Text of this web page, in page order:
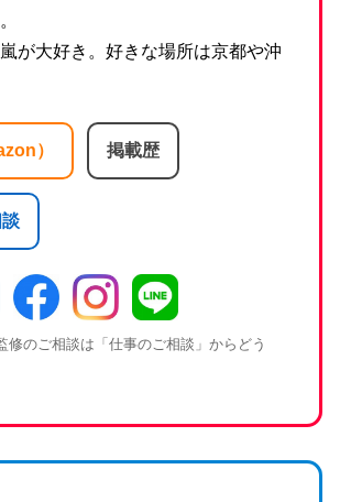
が大好き。好きな場所は京都や沖
） 掲載歴
のご相談は「仕事のご相談」からどう